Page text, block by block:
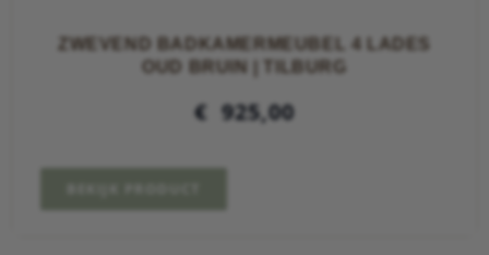
ZWEVEND BADKAMERMEUBEL 4 LADES
OUD BRUIN | TILBURG
€ 925,00